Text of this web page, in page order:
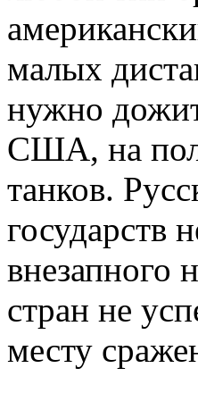
малых
нужно
США, на
танков.
государств
внезапного
стран не
месту